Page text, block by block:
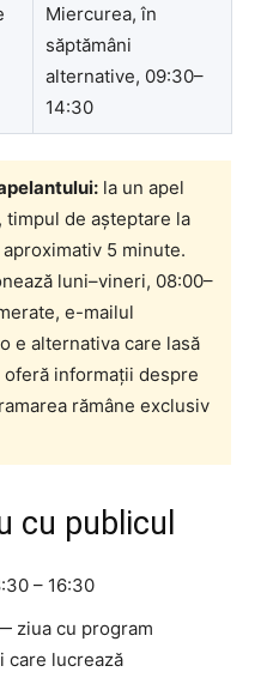
Miercurea, în
săptămâni
alternative, 09:30–
14:30
la un apel
de așteptare la
5 minute.
luni–vineri, 08:00–
e-mailul
e alternativa care lasă
informații despre
rămâne exclusiv
cu publicul
– 16:30
ziua cu program
care lucrează